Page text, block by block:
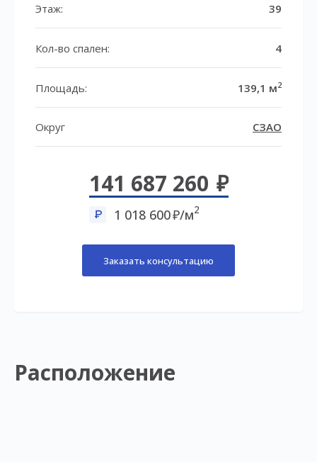
Этаж: 39
Кол-во спален: 4
Площадь: 139,1 м2
Округ СЗАО
141 687 260
1 018 600 /м2
Заказать консультацию
Расположение